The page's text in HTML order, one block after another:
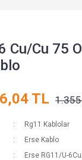
Cu/Cu 75
TL
Rg11 Kablolar
Erse Kablo
Erse RG11/U-